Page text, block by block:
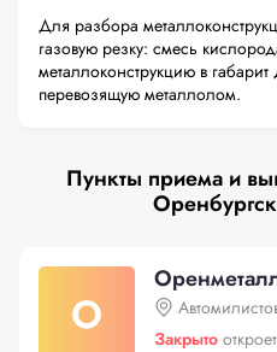
Для разбора
газовую резку: смесь
металлоконструкцию в
перевозящую металлолом.
Пункты приема и
О
Закрыто